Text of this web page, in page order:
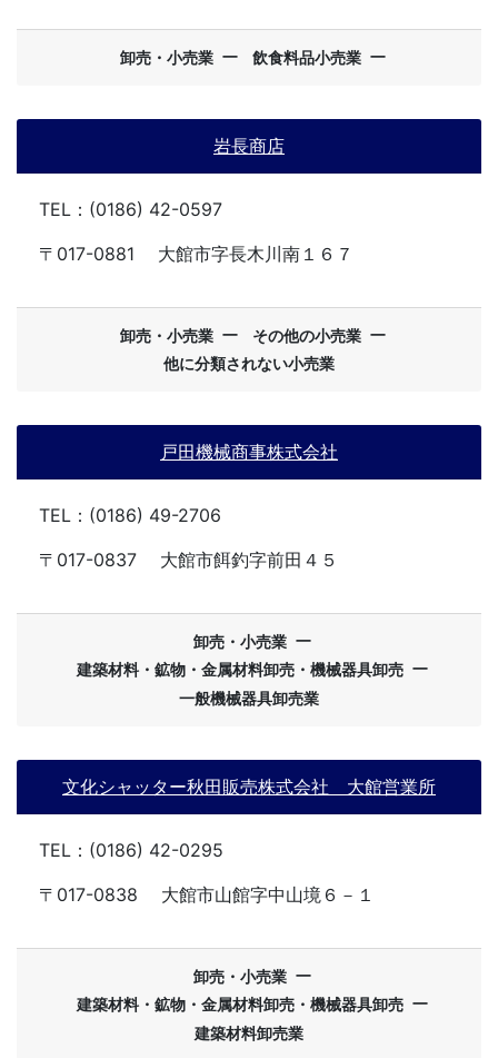
卸売・小売業 ー 飲食料品小売業 ー
岩長商店
TEL：(0186) 42-0597
〒017-0881
大館市字長木川南１６７
卸売・小売業 ー その他の小売業 ー
他に分類されない小売業
戸田機械商事株式会社
TEL：(0186) 49-2706
〒017-0837
大館市餌釣字前田４５
卸売・小売業 ー
建築材料・鉱物・金属材料卸売・機械器具卸売 ー
一般機械器具卸売業
文化シャッター秋田販売株式会社 大館営業所
TEL：(0186) 42-0295
〒017-0838
大館市山館字中山境６－１
卸売・小売業 ー
建築材料・鉱物・金属材料卸売・機械器具卸売 ー
建築材料卸売業